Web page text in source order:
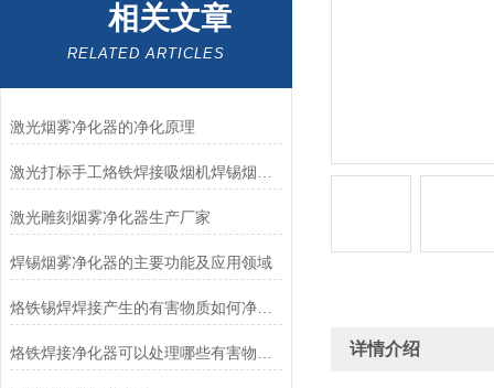
相关文章
RELATED ARTICLES
激光烟雾净化器的净化原理
激光雕刻烟雾净化器生产厂家
焊锡烟雾净化器的主要功能及应用领域
烙铁锡焊焊接产生的有害物质如何净化？
详情介绍